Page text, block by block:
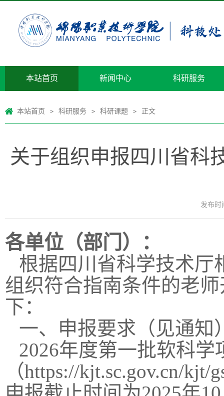
本站首页 新闻中心 科研服务
本站首页 > 科研服务 > 科研课题 > 正文
关于组织申报四川省科
发布时
各单位（部门）：
根据四川省科学技术厅
组织符合指南条件的老
下：
一、申报要求（见通知
2026年度第一批软科
（https://kjt.sc.gov.cn/kjt/